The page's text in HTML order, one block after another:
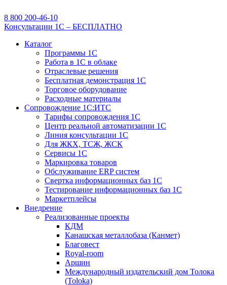
8 800 200-46-10
Консультации 1С – БЕСПЛАТНО
Каталог
Программы 1С
Работа в 1С в облаке
Отраслевые решения
Бесплатная демонстрация 1С
Торговое оборудование
Расходные материалы
Сопровождение 1С:ИТС
Тарифы сопровождения 1С
Центр реальной автоматизации 1С
Линия консультации 1С
Для ЖКХ, ТСЖ, ЖСК
Сервисы 1С
Маркировка товаров
Обслуживание ERP систем
Свертка информационных баз 1С
Тестирование информационных баз 1С
Маркетплейсы
Внедрение
Реализованные проекты
КДМ
Канашская металлобаза (Канмет)
Благовест
Royal-room
Аршин
Международный издательский дом Толока
(Toloka)